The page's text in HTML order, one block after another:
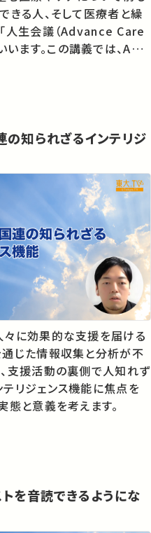
きる人、そして医療者と繰
人生会議（Advance Care
います。この講義では、ACP
合いの進め方を学び、人
えるために、今できる準備
きます。
知られざるインテリジ
に効果的な支援を届ける
じた情報収集と分析が不
支援活動の裏側で人知れず
リジェンス機能に焦点を
態と意義を考えます。
を音読できるようにな